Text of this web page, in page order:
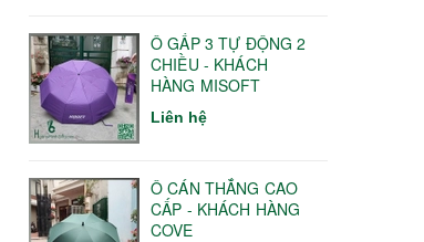
Ô GẤP 3 TỰ ĐỘNG 2
CHIỀU - KHÁCH
HÀNG MISOFT
Liên hệ
Ô CÁN THẲNG CAO
CẤP - KHÁCH HÀNG
COVE